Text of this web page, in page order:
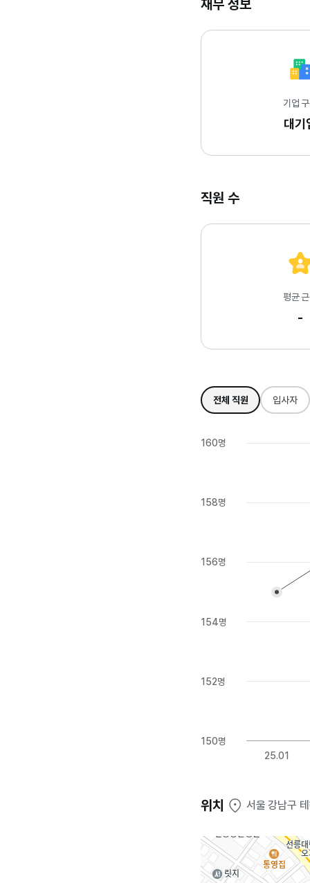
재무 정보
기업
대기
직원 수
평균
-
전체 직원 입사자
160명
158명
156명
154명
152명
150명
25.01
위치 서울 강남구